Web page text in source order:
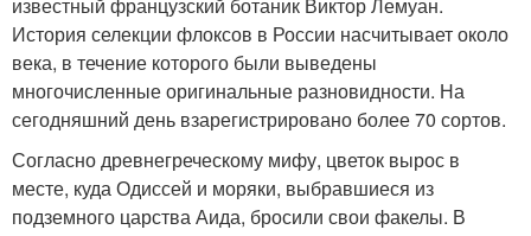
История селекции флоксов в России насчитывает около
века, в течение которого были выведены
многочисленные оригинальные разновидности. На
сегодняшний день взарегистрировано более 70 сортов.
Согласно древнегреческому мифу, цветок вырос в
месте, куда Одиссей и моряки, выбравшиеся из
подземного царства Аида, бросили свои факелы. В